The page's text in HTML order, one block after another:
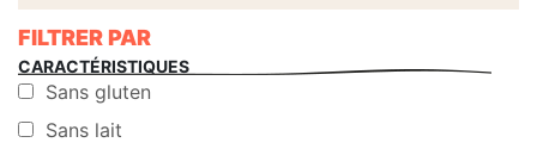
FILTRER PAR
CARACTÉRISTIQUES
Sans gluten
Sans lait